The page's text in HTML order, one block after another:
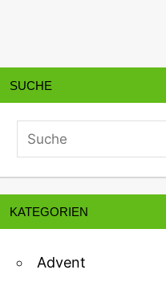
SUCHE
KATEGORIEN
Advent